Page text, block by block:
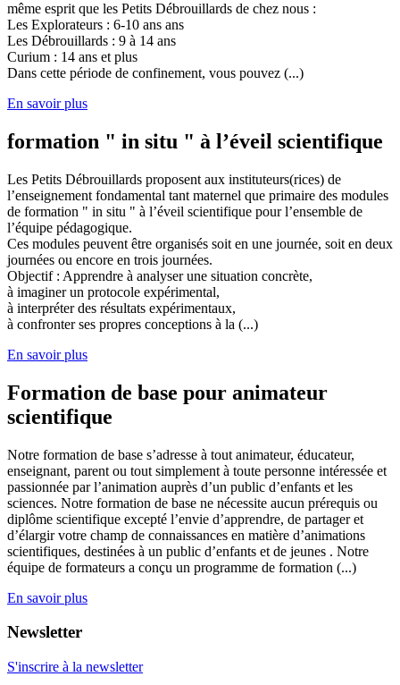
même esprit que les Petits Débrouillards de chez nous :
Les Explorateurs : 6-10 ans ans
Les Débrouillards : 9 à 14 ans
Curium : 14 ans et plus
Dans cette période de confinement, vous pouvez (...)
En savoir plus
formation " in situ " à l’éveil scientifique
Les Petits Débrouillards proposent aux instituteurs(rices) de
l’enseignement fondamental tant maternel que primaire des modules
de formation " in situ " à l’éveil scientifique pour l’ensemble de
l’équipe pédagogique.
Ces modules peuvent être organisés soit en une journée, soit en deux
journées ou encore en trois journées.
Objectif : Apprendre à analyser une situation concrète,
à imaginer un protocole expérimental,
à interpréter des résultats expérimentaux,
à confronter ses propres conceptions à la (...)
En savoir plus
Formation de base pour animateur
scientifique
Notre formation de base s’adresse à tout animateur, éducateur,
enseignant, parent ou tout simplement à toute personne intéressée et
passionnée par l’animation auprès d’un public d’enfants et les
sciences. Notre formation de base ne nécessite aucun prérequis ou
diplôme scientifique excepté l’envie d’apprendre, de partager et
d’élargir votre champ de connaissances en matière d’animations
scientifiques, destinées à un public d’enfants et de jeunes . Notre
équipe de formateurs a conçu un programme de formation (...)
En savoir plus
Newsletter
S'inscrire à la newsletter